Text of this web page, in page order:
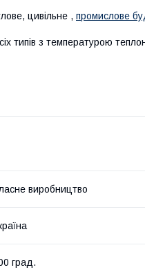
цивільне , промислове
типів з температурою
виробництво
град.